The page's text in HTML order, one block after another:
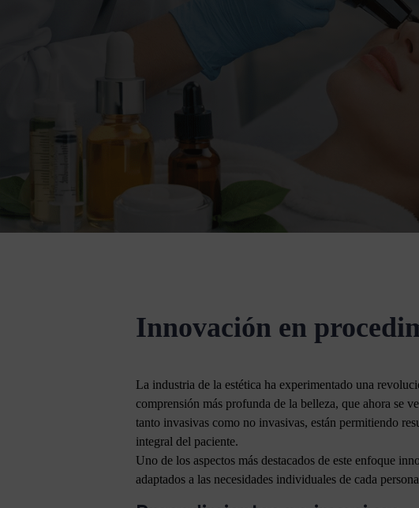
Innovación en
La industria de la estética ha experimentado una
comprensión más profunda de la belleza, que ahora se
tanto invasivas como no invasivas, están permitiendo
integral del paciente.
Uno de los aspectos más destacados de este enfoque
adaptados a las necesidades individuales de cada